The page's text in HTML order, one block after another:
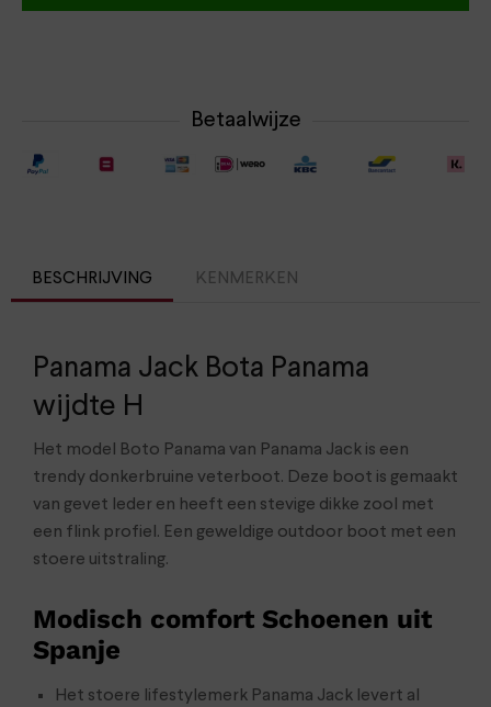
Betaalwijze
BESCHRIJVING KENMERKEN
Panama Jack Bota Panama
wijdte H
Het model Boto Panama van Panama Jack is een
trendy donkerbruine veterboot. Deze boot is gemaakt
van gevet leder en heeft een stevige dikke zool met
een flink profiel. Een geweldige outdoor boot met een
stoere uitstraling.
Modisch comfort Schoenen uit
Spanje
Het stoere lifestylemerk Panama Jack levert al